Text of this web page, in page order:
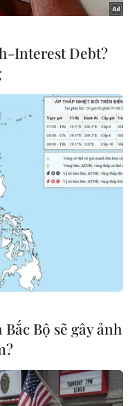
Ukraine
Interest Debt?
Bộ sẽ gây ảnh